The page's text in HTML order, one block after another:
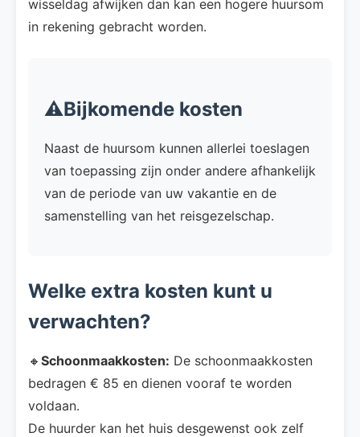
wisseldag afwijken dan kan een hogere huursom
in rekening gebracht worden.
⚠️Bijkomende kosten
Naast de huursom kunnen allerlei toeslagen
van toepassing zijn onder andere afhankelijk
van de periode van uw vakantie en de
samenstelling van het reisgezelschap.
Welke extra kosten kunt u
verwachten?
🔸 Schoonmaakkosten: De schoonmaakkosten
bedragen € 85 en dienen vooraf te worden
voldaan.
De huurder kan het huis desgewenst ook zelf